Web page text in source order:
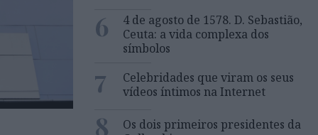
6
4 de agosto de 1578. D. Sebastião,
Ceuta: a vida complexa dos
símbolos
7
Celebridades que viram os seus
vídeos íntimos na Internet
8
Os dois primeiros presidentes da